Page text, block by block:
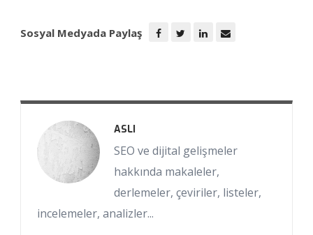
Sosyal Medyada Paylaş
ASLI
SEO ve dijital gelişmeler
hakkında makaleler,
derlemeler, çeviriler, listeler,
incelemeler, analizler...